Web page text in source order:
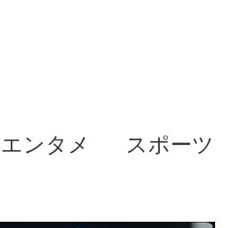
エンタメ スポーツ